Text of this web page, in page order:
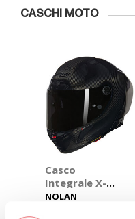
CASCHI MOTO
Casco
Integrale X-
804 RS Ultra
NOLAN